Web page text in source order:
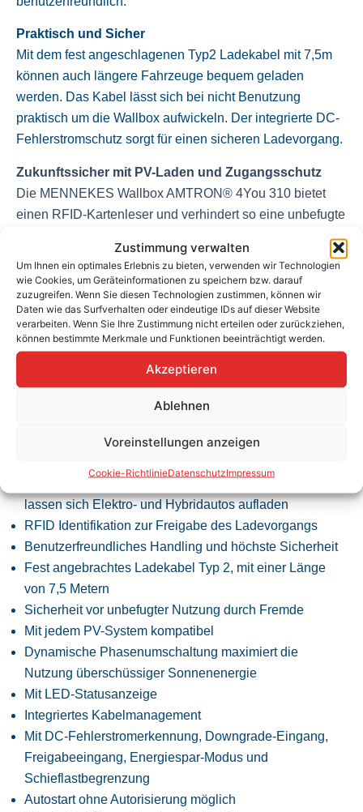
Zustimmung verwalten
Um Ihnen ein optimales Erlebnis zu bieten, verwenden wir Technologien
wie Cookies, um Geräteinformationen zu speichern bzw. darauf
zuzugreifen. Wenn Sie diesen Technologien zustimmen, können wir
Daten wie das Surfverhalten oder eindeutige IDs auf dieser Website
verarbeiten. Wenn Sie Ihre Zustimmung nicht erteilen oder zurückziehen,
können bestimmte Merkmale und Funktionen beeinträchtigt werden.
Akzeptieren
Ablehnen
Voreinstellungen anzeigen
Cookie-RichtlinieDatenschutzImpressum
Praktisch und Sicher
Mit dem fest angeschlagenen Typ2 Ladekabel mit 7,5m
können auch längere Fahrzeuge bequem geladen
werden. Das Kabel lässt sich bei nicht Benutzung
praktisch um die Wallbox aufwickeln. Der integrierte DC-
Fehlerstromschutz sorgt für einen sicheren Ladevorgang.
Zukunftssicher mit PV-Laden und Zugangsschutz
Die MENNEKES Wallbox AMTRON® 4You 310 bietet
einen RFID-Kartenleser und verhindert so eine unbefugte
Nutzung. In der 11 kW Variante verfügt die Wallbox über
eine dynamische Phasenumschaltung. So ist auch ein
Laden schon bei 1,4 kW PV-Überschuss möglich.
Individuell
Das Front Cover der Wallbox ist austauschbar. Für eine
Individualisierung stehen 11 verschiedene Farben zur
Einfaches Laden zu Hause mit RFID Zugangsschutz
Mit einem 3-phasigen 11kW / 16A / 400V-Anschluss
lassen sich Elektro- und Hybridautos aufladen
RFID Identifikation zur Freigabe des Ladevorgangs
Benutzerfreundliches Handling und höchste Sicherheit
Fest angebrachtes Ladekabel Typ 2, mit einer Länge
von 7,5 Metern
Sicherheit vor unbefugter Nutzung durch Fremde
Mit jedem PV-System kompatibel
Dynamische Phasenumschaltung maximiert die
Nutzung überschüssiger Sonnenenergie
Mit LED-Statusanzeige
Integriertes Kabelmanagement
Mit DC-Fehlerstromerkennung, Downgrade-Eingang,
Freigabeeingang, Energiespar-Modus und
Schieflastbegrenzung
Autostart ohne Autorisierung möglich